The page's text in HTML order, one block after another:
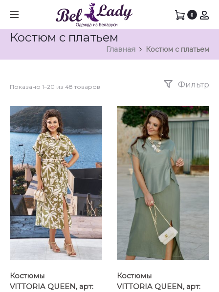
0
Костюм с платьем
Главная Костюм с платьем
Показано 1–20 из 48 товаров Фильтр
Костюмы
VITTORIA QUEEN, арт:
Костюмы
VITTORIA QUEEN, арт: